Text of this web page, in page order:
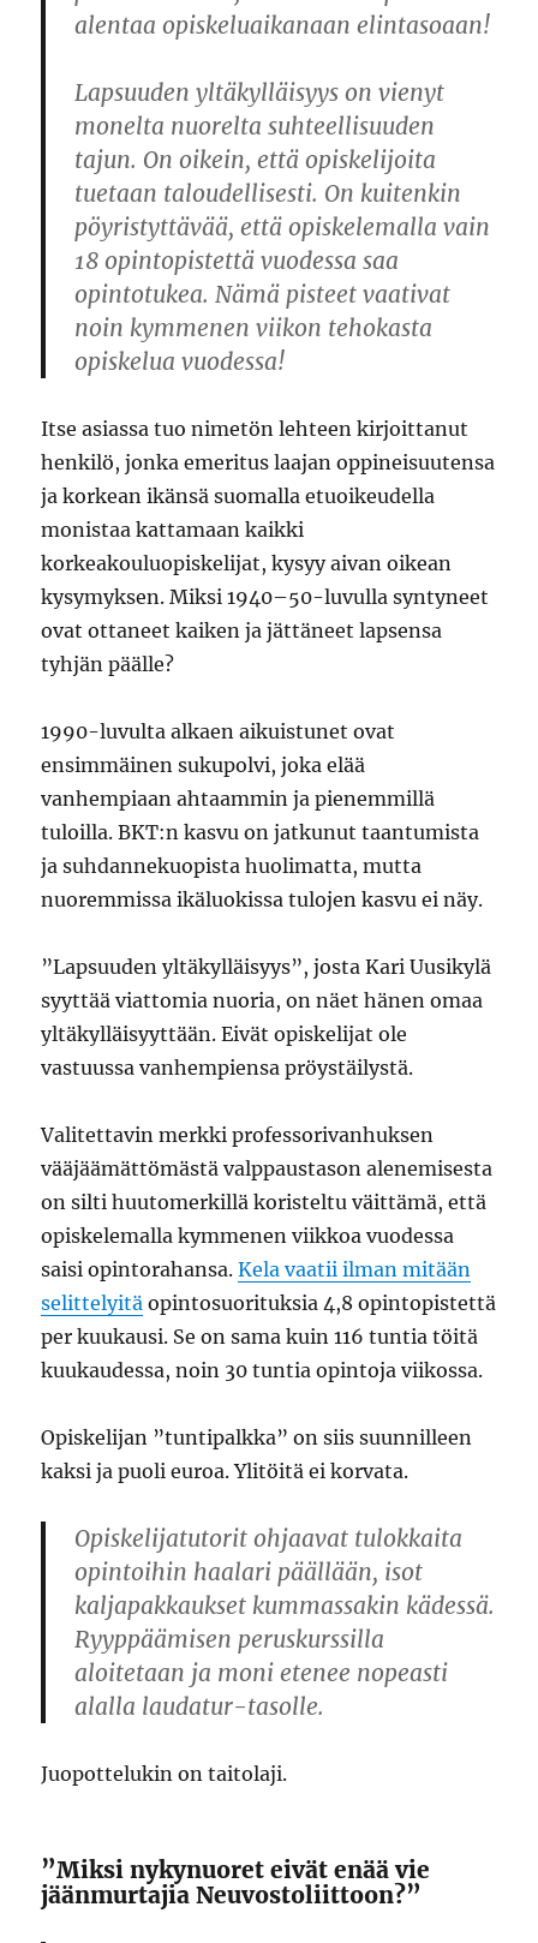
alentaa opiskeluaikanaan elintasoaan!
Lapsuuden yltäkylläisyys on vienyt
monelta nuorelta suhteellisuuden
tajun. On oikein, että opiskelijoita
tuetaan taloudellisesti. On kuitenkin
pöyristyttävää, että opiskelemalla vain
18 opintopistettä vuodessa saa
opintotukea. Nämä pisteet vaativat
noin kymmenen viikon tehokasta
opiskelua vuodessa!
Itse asiassa tuo nimetön lehteen kirjoittanut
henkilö, jonka emeritus laajan oppineisuutensa
ja korkean ikänsä suomalla etuoikeudella
monistaa kattamaan kaikki
korkeakouluopiskelijat, kysyy aivan oikean
kysymyksen. Miksi 1940–50-luvulla syntyneet
ovat ottaneet kaiken ja jättäneet lapsensa
tyhjän päälle?
1990-luvulta alkaen aikuistunet ovat
ensimmäinen sukupolvi, joka elää
vanhempiaan ahtaammin ja pienemmillä
tuloilla. BKT:n kasvu on jatkunut taantumista
ja suhdannekuopista huolimatta, mutta
nuoremmissa ikäluokissa tulojen kasvu ei näy.
”Lapsuuden yltäkylläisyys”, josta Kari Uusikylä
syyttää viattomia nuoria, on näet hänen omaa
yltäkylläisyyttään. Eivät opiskelijat ole
vastuussa vanhempiensa pröystäilystä.
Valitettavin merkki professorivanhuksen
vääjäämättömästä valppaustason alenemisesta
on silti huutomerkillä koristeltu väittämä, että
opiskelemalla kymmenen viikkoa vuodessa
saisi opintorahansa.Kela vaatii ilman mitään
selittelyitä opintosuorituksia 4,8 opintopistettä
per kuukausi. Se on sama kuin 116 tuntia töitä
kuukaudessa, noin 30 tuntia opintoja viikossa.
Opiskelijan ”tuntipalkka” on siis suunnilleen
kaksi ja puoli euroa. Ylitöitä ei korvata.
Opiskelijatutorit ohjaavat tulokkaita
opintoihin haalari päällään, isot
kaljapakkaukset kummassakin kädessä.
Ryyppäämisen peruskurssilla
aloitetaan ja moni etenee nopeasti
alalla laudatur-tasolle.
Juopottelukin on taitolaji.
”Miksi nykynuoret eivät enää vie
jäänmurtajia Neuvostoliittoon?”